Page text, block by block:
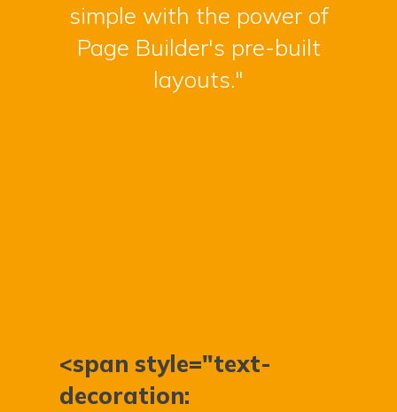
simple with the power of
Page Builder's pre-built
layouts."
<span style="text-
decoration: